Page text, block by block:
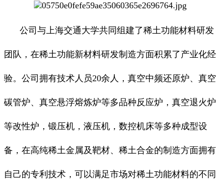
公司与上海交通大学共同组建了稀土功能材料研发
团队，在稀土功能新材料研发制造方面积累了产业化经
验。公司拥有技术人员20余人，真空中频还原炉、真空
碳管炉、真空悬浮熔炼炉等多品种反应炉，真空退火炉
等改性炉，锻压机，液压机，数控机床等多种成型设
备，在高纯稀土金属及靶材、稀土合金的制造方面拥有
自己的专利技术，可以满足市场对稀土功能材料的不同